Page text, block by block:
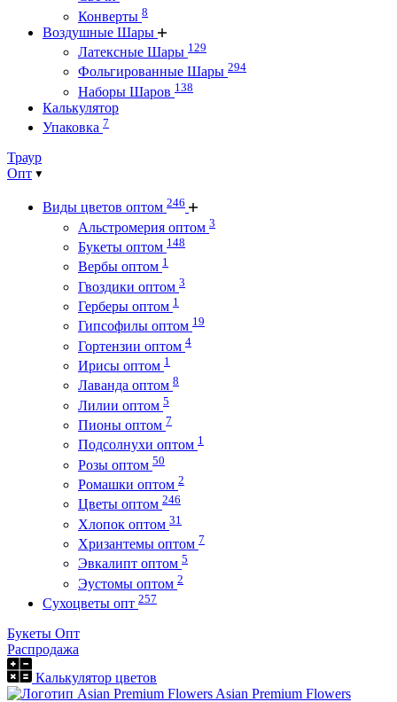
Конверты 8
Воздушные Шары
Латексные Шары 129
Фольгированные Шары 294
Наборы Шаров 138
Калькулятор
Упаковка 7
Траур
Опт
Виды цветов оптом 246
Альстромерия оптом 3
Букеты оптом 148
Вербы оптом 1
Гвоздики оптом 3
Герберы оптом 1
Гипсофилы оптом 19
Гортензии оптом 4
Ирисы оптом 1
Лаванда оптом 8
Лилии оптом 5
Пионы оптом 7
Подсолнухи оптом 1
Розы оптом 50
Ромашки оптом 2
Цветы оптом 246
Хлопок оптом 31
Хризантемы оптом 7
Эвкалипт оптом 5
Эустомы оптом 2
Сухоцветы опт 257
Букеты Опт
Распродажа
Калькулятор цветов
Asian Premium Flowers